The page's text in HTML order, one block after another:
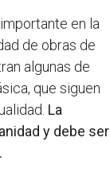
en la
de obras de
algunas de
que siguen
La
y debe ser